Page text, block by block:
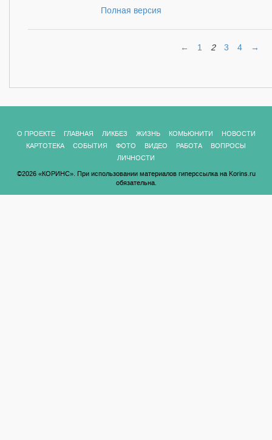
Полная версия
← 1 2 3 4 →
О ПРОЕКТЕ ГЛАВНАЯ ЛИКБЕЗ ЖИЗНЬ КОМЬЮНИТИ
НОВОСТИ
КАРТОТЕКА
СОБЫТИЯ ФОТО ВИДЕО РАБОТА
ВОПРОСЫ
ЛИЧНОСТИ
©2026 «КОРИНС». При использовании материалов гиперссылка на Korins.ru
обязательна.